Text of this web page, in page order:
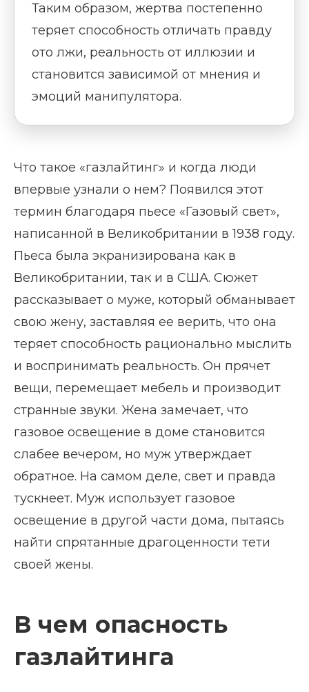
Таким образом, жертва постепенно
теряет способность отличать правду
ото лжи, реальность от иллюзии и
становится зависимой от мнения и
эмоций манипулятора.
Что такое «газлайтинг» и когда люди
впервые узнали о нем? Появился этот
термин благодаря пьесе «Газовый свет»,
написанной в Великобритании в 1938 году.
Пьеса была экранизирована как в
Великобритании, так и в США. Сюжет
рассказывает о муже, который обманывает
свою жену, заставляя ее верить, что она
теряет способность рационально мыслить
и воспринимать реальность. Он прячет
вещи, перемещает мебель и производит
странные звуки. Жена замечает, что
газовое освещение в доме становится
слабее вечером, но муж утверждает
обратное. На самом деле, свет и правда
тускнеет. Муж использует газовое
освещение в другой части дома, пытаясь
найти спрятанные драгоценности тети
своей жены.
В чем опасность
газлайтинга